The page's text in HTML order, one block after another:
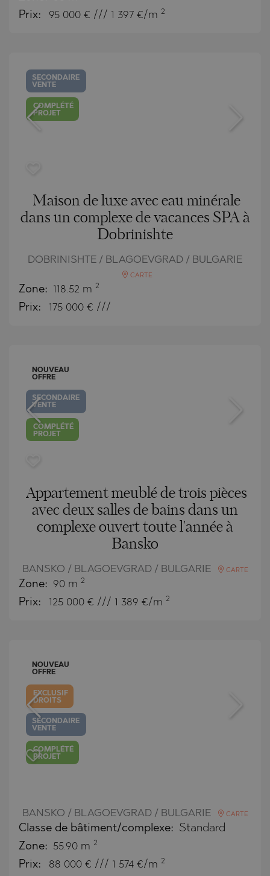
Prix: 95 000 € /// 1 397 €/m 2
SECONDAIRE
VENTE
COMPLÉTÉ
PROJET
Maison de luxe avec eau minérale
dans un complexe de vacances SPA à
Dobrinishte
DOBRINISHTE / BLAGOEVGRAD / BULGARIE
CARTE
Zone: 118.52 m 2
Prix: 175 000 € ///
NOUVEAU
OFFRE
SECONDAIRE
VENTE
COMPLÉTÉ
PROJET
Appartement meublé de trois pièces
avec deux salles de bains dans un
complexe ouvert toute l'année à
Bansko
BANSKO / BLAGOEVGRAD / BULGARIE CARTE
Zone: 90 m 2
Prix: 125 000 € /// 1 389 €/m 2
NOUVEAU
OFFRE
EXCLUSIF
DROITS
SECONDAIRE
VENTE
COMPLÉTÉ
PROJET
BANSKO / BLAGOEVGRAD / BULGARIE CARTE
Classe de bâtiment/complexe: Standard
Zone: 55.90 m 2
Prix: 88 000 € /// 1 574 €/m 2